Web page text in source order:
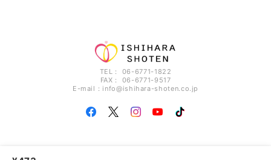
TEL： 06-6771-1822
FAX： 06-6771-9517
E-mail： info@ishihara-shoten.co.jp